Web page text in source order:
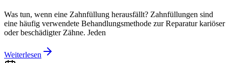
Was tun, wenn eine Zahnfüllung herausfällt? Zahnfüllungen sind
eine häufig verwendete Behandlungsmethode zur Reparatur kariöser
oder beschädigter Zähne. Jeden
Weiterlesen